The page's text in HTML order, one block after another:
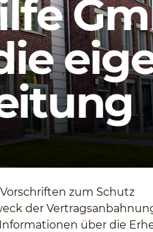
zum Schutz
der
über die